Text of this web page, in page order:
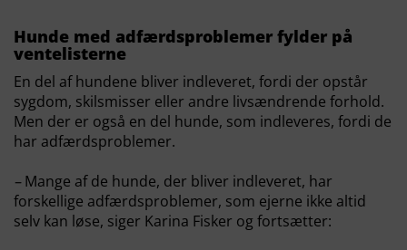
Hunde med adfærdsproblemer fylder på
ventelisterne
En del af hundene bliver indleveret, fordi der opstår
sygdom, skilsmisser eller andre livsændrende forhold.
Men der er også en del hunde, som indleveres, fordi de
har adfærdsproblemer.
–Mange af de hunde, der bliver indleveret, har
forskellige adfærdsproblemer, som ejerne ikke altid
selv kan løse, siger Karina Fisker og fortsætter: